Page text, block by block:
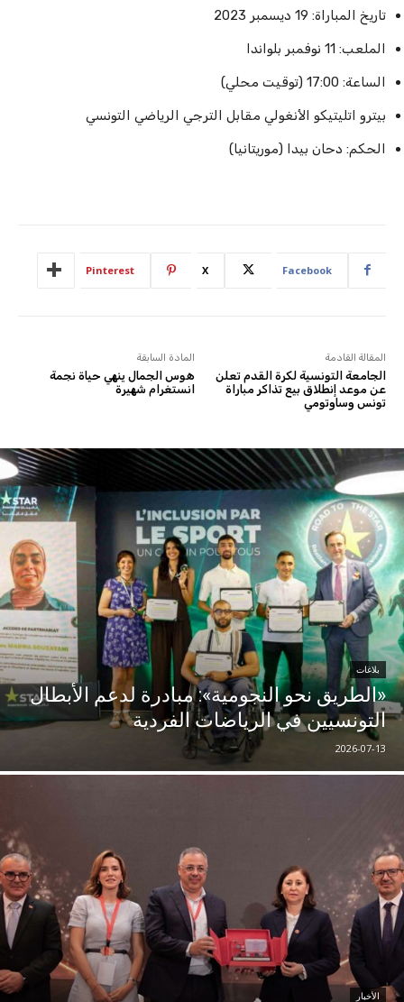
تاريخ المباراة: 19 ديسمبر 2023
الملعب: 11 نوفمبر بلواندا
الساعة: 17:00 (توقيت محلي)
بيترو اتليتيكو الأنغولي مقابل الترجي الرياضي التونسي
الحكم: دحان بيدا (موريتانيا)
Facebook
X
Pinterest
المادة السابقة
هوس الجمال ينهي حياة نجمة
انستغرام شهيرة
المقالة القادمة
الجامعة التونسية لكرة القدم تعلن
عن موعد إنطلاق بيع تذاكر مباراة
تونس وساوتومي
بلاغات
«الطريق نحو النجومية»: مبادرة لدعم الأبطال
التونسيين في الرياضات الفردية
2026-07-13
الأخبار